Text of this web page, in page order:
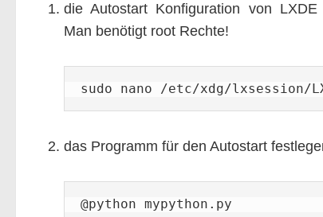
die Autostart Konfiguration von LXDE
Man benötigt root Rechte!
sudo nano /etc/xdg/lxsession/
das Programm für den Autostart
@python mypython.py